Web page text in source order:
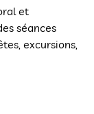
et
séances
excursions,